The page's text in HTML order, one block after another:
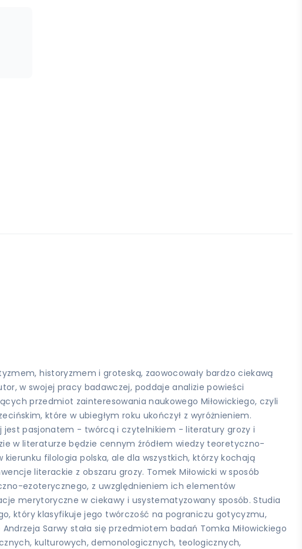
historyzmem i groteską, zaowocowały bardzo ciekawą
w swojej pracy badawczej, poddaje analizie powieści
przedmiot zainteresowania naukowego Miłowickiego, czyli
które w ubiegłym roku ukończył z wyróżnieniem.
pasjonatem - twórcą i czytelnikiem - literatury grozy i
w literaturze będzie cennym źródłem wiedzy teoretyczno-
filologia polska, ale dla wszystkich, którzy kochają
literackie z obszaru grozy. Tomek Miłowicki w sposób
ezoterycznego, z uwzględnieniem ich elementów
merytoryczne w ciekawy i usystematyzowany sposób. Studia
który klasyfikuje jego twórczość na pograniczu gotycyzmu,
Sarwy stała się przedmiotem badań Tomka Miłowickiego
kulturowych, demonologicznych, teologicznych,